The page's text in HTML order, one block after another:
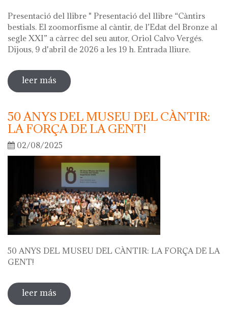
Presentació del llibre " Presentació del llibre “Càntirs
bestials. El zoomorfisme al càntir, de l’Edat del Bronze al
segle XXI” a càrrec del seu autor, Oriol Calvo Vergés.
Dijous, 9 d'abril de 2026 a les 19 h. Entrada lliure.
leer más sobre hola ceràmica! 2026
50 ANYS DEL MUSEU DEL CÀNTIR:
LA FORÇA DE LA GENT!
02/08/2025
50 ANYS DEL MUSEU DEL CÀNTIR: LA FORÇA DE LA
GENT!
leer más sobre 50 anys del museu del càntir: la
força de la gent!